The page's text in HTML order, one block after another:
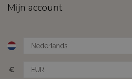
Mijn account
€